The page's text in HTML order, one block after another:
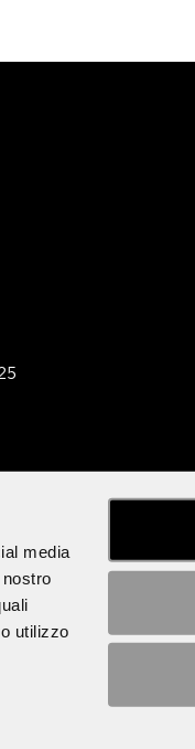
media
utilizzo
Dichiarazione di